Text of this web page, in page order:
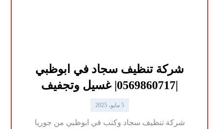
شركة تنظيف سجاد في ابوظبي
|0569860717| غسيل وتجفيف
5 مايو، 2025
شركة تنظيف سجاد وكنب في ابوظبي من جوريا